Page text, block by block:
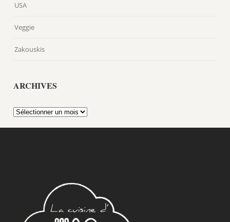
USA
Veggie
Zakouskis
ARCHIVES
Archives